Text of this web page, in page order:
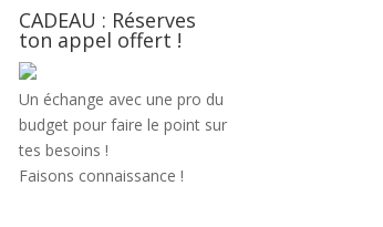
CADEAU : Réserves
ton appel offert !
Un échange avec une pro du
budget pour faire le point sur
tes besoins !
Faisons connaissance !